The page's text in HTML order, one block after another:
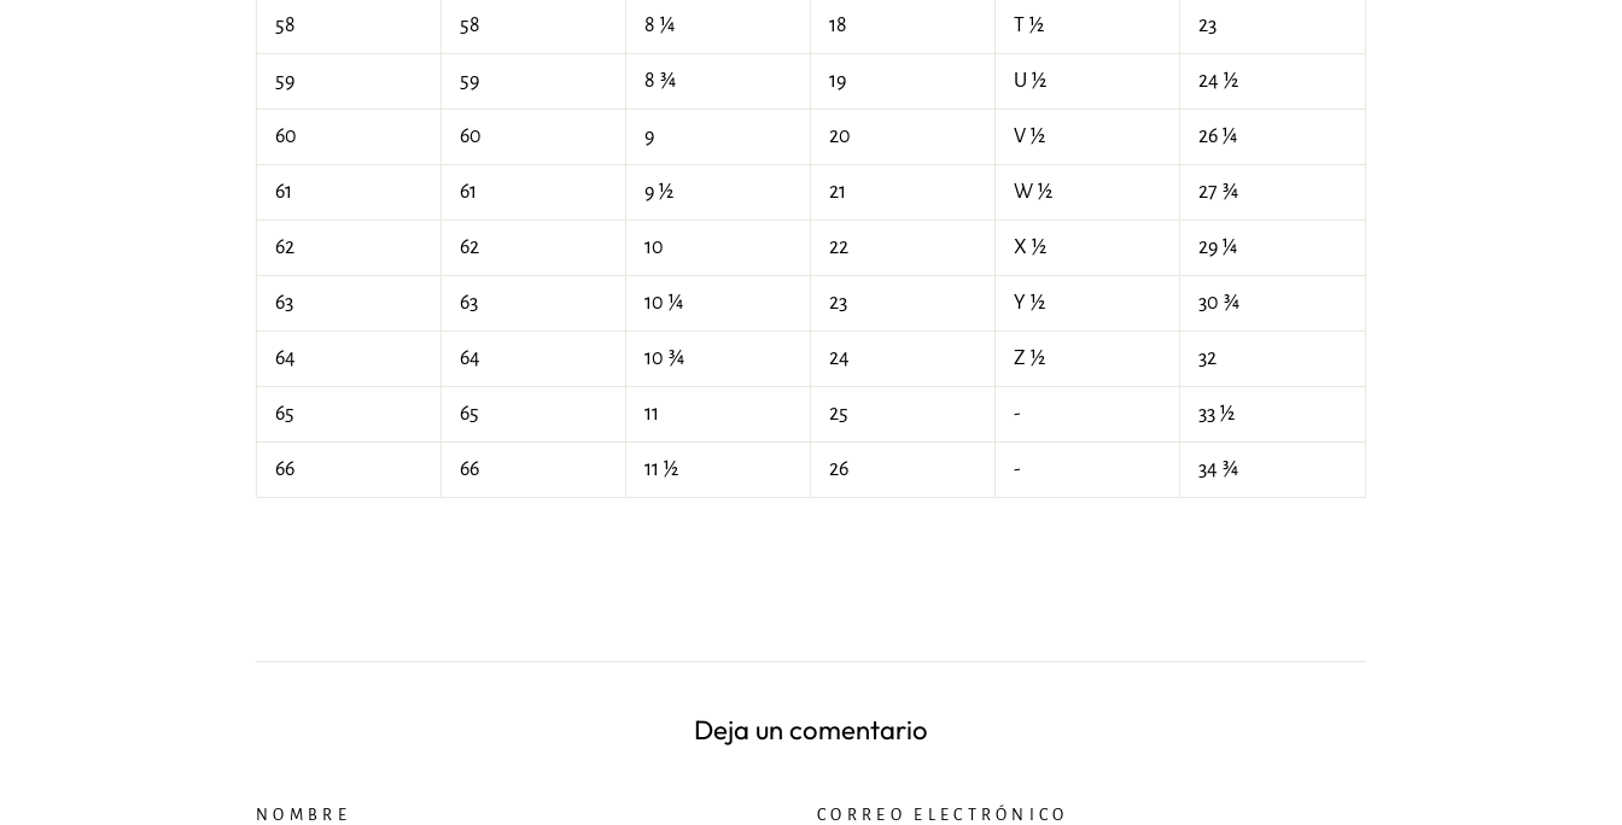
58 58 8 ¼ 18 T ½ 23
59 59 8 ¾ 19 U ½ 24 ½
60 60 9 20 V ½ 26 ¼
61 61 9 ½ 21 W ½ 27 ¾
62 62 10 22 X ½ 29 ¼
63 63 10 ¼ 23 Y ½ 30 ¾
64 64 10 ¾ 24 Z ½ 32
65 65 11 25 - 33 ½
66 66 11 ½ 26 - 34 ¾
Deja un comentario
NOMBRE CORREO ELECTRÓNICO